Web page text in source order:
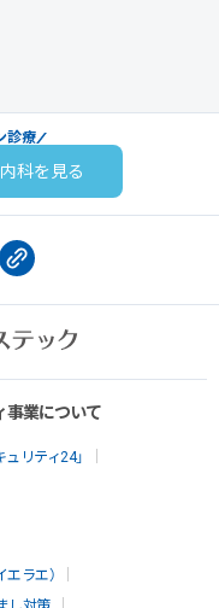
診療
科を見る
事業について
リティ24」
ラエ）